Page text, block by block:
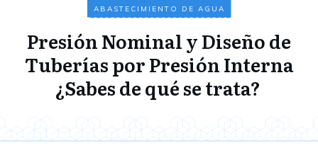
ABASTECIMIENTO DE AGUA
Presión Nominal y Diseño de
Tuberías por Presión Interna
¿Sabes de qué se trata?